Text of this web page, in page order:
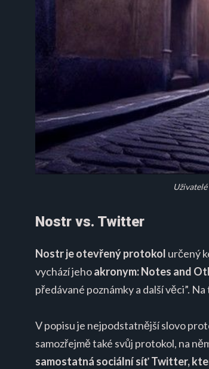
Nostr vs. Twitter
Nostr je otevřený protokol určený
vychází jehoakronym: Notes and
předávané poznámky a další věci”.
V popisu je nejpodstatnější slovo
samozřejmě také svůj protokol, na
samostatná sociální síť Twitter,